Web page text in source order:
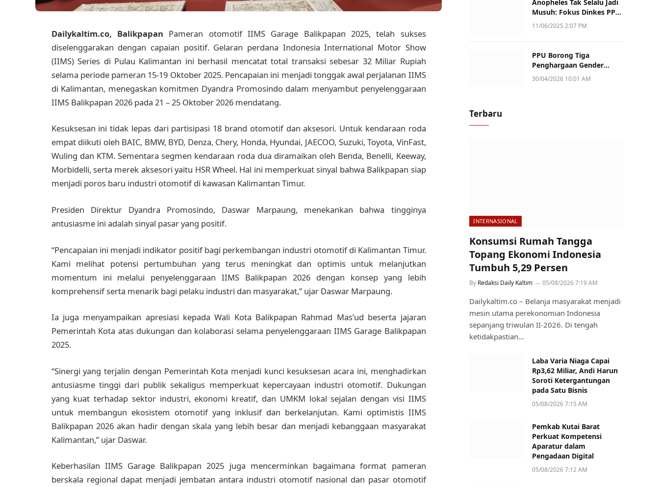
Dailykaltim.co, Balikpapan Pameran otomotif IIMS Garage Balikpapan 2025, telah sukses
diselenggarakan dengan capaian positif. Gelaran perdana Indonesia International Motor Show
(IIMS) Series di Pulau Kalimantan ini berhasil mencatat total transaksi sebesar 32 Miliar Rupiah
selama periode pameran 15-19 Oktober 2025. Pencapaian ini menjadi tonggak awal perjalanan IIMS
di Kalimantan, menegaskan komitmen Dyandra Promosindo dalam menyambut penyelenggaraan
IIMS Balikpapan 2026 pada 21 – 25 Oktober 2026 mendatang.
Kesuksesan ini tidak lepas dari partisipasi 18 brand otomotif dan aksesori. Untuk kendaraan roda
empat diikuti oleh BAIC, BMW, BYD, Denza, Chery, Honda, Hyundai, JAECOO, Suzuki, Toyota, VinFast,
Wuling dan KTM. Sementara segmen kendaraan roda dua diramaikan oleh Benda, Benelli, Keeway,
Morbidelli, serta merek aksesori yaitu HSR Wheel. Hal ini memperkuat sinyal bahwa Balikpapan siap
menjadi poros baru industri otomotif di kawasan Kalimantan Timur.
Presiden Direktur Dyandra Promosindo, Daswar Marpaung, menekankan bahwa tingginya
antusiasme ini adalah sinyal pasar yang positif.
“Pencapaian ini menjadi indikator positif bagi perkembangan industri otomotif di Kalimantan Timur.
Kami melihat potensi pertumbuhan yang terus meningkat dan optimis untuk melanjutkan
momentum ini melalui penyelenggaraan IIMS Balikpapan 2026 dengan konsep yang lebih
komprehensif serta menarik bagi pelaku industri dan masyarakat,” ujar Daswar Marpaung.
Ia juga menyampaikan apresiasi kepada Wali Kota Balikpapan Rahmad Mas’ud beserta jajaran
Pemerintah Kota atas dukungan dan kolaborasi selama penyelenggaraan IIMS Garage Balikpapan
2025.
“Sinergi yang terjalin dengan Pemerintah Kota menjadi kunci kesuksesan acara ini, menghadirkan
antusiasme tinggi dari publik sekaligus memperkuat kepercayaan industri otomotif. Dukungan
yang kuat terhadap sektor industri, ekonomi kreatif, dan UMKM lokal sejalan dengan visi IIMS
untuk membangun ekosistem otomotif yang inklusif dan berkelanjutan. Kami optimistis IIMS
Balikpapan 2026 akan hadir dengan skala yang lebih besar dan menjadi kebanggaan masyarakat
Kalimantan,” ujar Daswar.
Keberhasilan IIMS Garage Balikpapan 2025 juga mencerminkan bagaimana format pameran
berskala regional dapat menjadi jembatan antara industri otomotif nasional dan pasar otomotif
Anopheles Tak Selalu Jadi
Musuh: Fokus Dinkes PPU
Kini ke Penularan Aktif di
11/06/2025 2:07 PM
PPU Borong Tiga
Penghargaan Gender
Champion Kaltim 2026,
30/04/2026 10:01 AM
Terbaru
INTERNASIONAL
Konsumsi Rumah Tangga
Topang Ekonomi Indonesia
Tumbuh 5,29 Persen
By Redaksi Daily Kaltim 05/08/2026 7:19 AM
Dailykaltim.co – Belanja masyarakat menjadi
mesin utama perekonomian Indonesia
sepanjang triwulan II-2026. Di tengah
ketidakpastian…
Laba Varia Niaga Capai
Rp3,62 Miliar, Andi Harun
Soroti Ketergantungan
pada Satu Bisnis
05/08/2026 7:15 AM
Pemkab Kutai Barat
Perkuat Kompetensi
Aparatur dalam
Pengadaan Digital
05/08/2026 7:12 AM